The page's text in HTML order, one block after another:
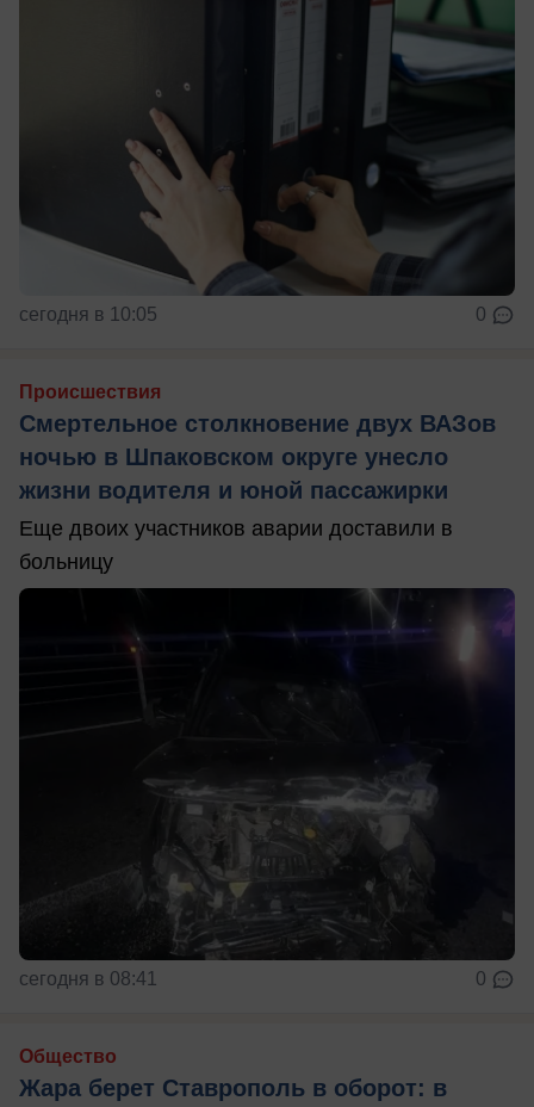
сегодня в 10:05 0
Происшествия
Смертельное столкновение двух ВАЗов
ночью в Шпаковском округе унесло
жизни водителя и юной пассажирки
Еще двоих участников аварии доставили в
больницу
сегодня в 08:41 0
Общество
Жара берет Ставрополь в оборот: в